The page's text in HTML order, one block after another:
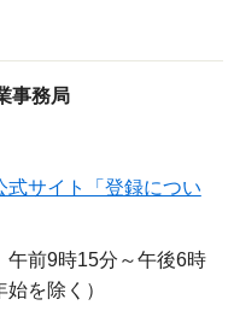
事務局
式サイト「登録につい
前9時15分～午後6時
を除く）